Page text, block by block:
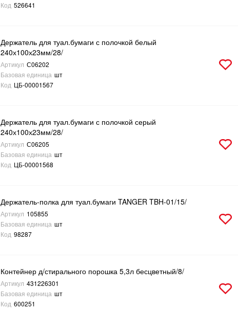
Код 526641
Держатель для туал.бумаги с полочкой белый
240х100х23мм/28/
Артикул С06202
Базовая единица шт
Код ЦБ-00001567
Держатель для туал.бумаги с полочкой серый
240х100х23мм/28/
Артикул С06205
Базовая единица шт
Код ЦБ-00001568
Держатель-полка для туал.бумаги TANGER TBH-01/15/
Артикул 105855
Базовая единица шт
Код 98287
Контейнер д/стирального порошка 5,3л бесцветный/8/
Артикул 431226301
Базовая единица шт
Код 600251